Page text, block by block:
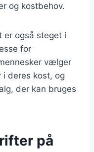
og kostbehov.
er også steget i
for
vælger
i deres kost, og
der kan bruges
på